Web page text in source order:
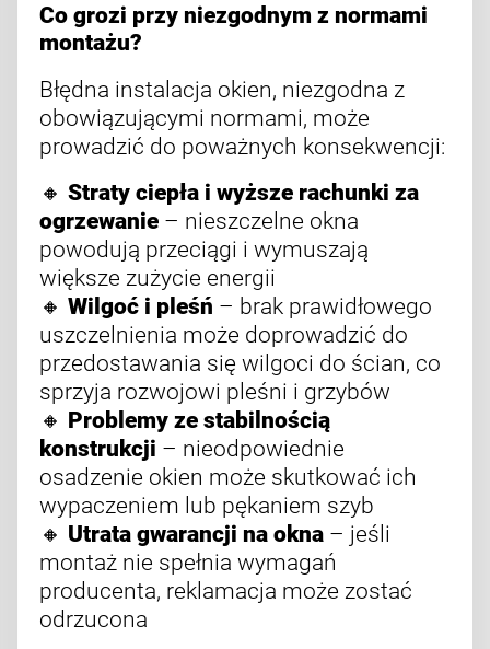
Co grozi przy niezgodnym z normami
montażu?
Błędna instalacja okien, niezgodna z
obowiązującymi normami, może
prowadzić do poważnych konsekwencji:
🔸 Straty ciepła i wyższe rachunki za
ogrzewanie – nieszczelne okna
powodują przeciągi i wymuszają
większe zużycie energii
🔸 Wilgoć i pleśń – brak prawidłowego
uszczelnienia może doprowadzić do
przedostawania się wilgoci do ścian, co
sprzyja rozwojowi pleśni i grzybów
🔸 Problemy ze stabilnością
konstrukcji – nieodpowiednie
osadzenie okien może skutkować ich
wypaczeniem lub pękaniem szyb
🔸 Utrata gwarancji na okna – jeśli
montaż nie spełnia wymagań
producenta, reklamacja może zostać
odrzucona